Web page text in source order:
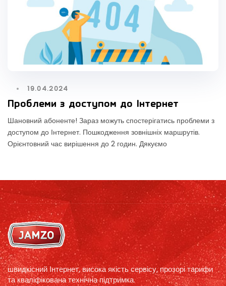
19.04.2024
Проблеми з доступом до Інтернет
Шановний абоненте! Зараз можуть спостерігатись проблеми з
доступом до Інтернет. Пошкодження зовнішніх маршрутів.
Орієнтовний час вирішення до 2 годин. Дякуємо
швидкісний Інтернет, висока якість сервісу, прозорі тарифи
та кваліфікована технічна підтримка.